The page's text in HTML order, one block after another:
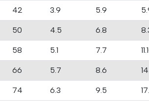
42 3.9 5.9
50 4.5 6.8
58 5.1 7.7
66 5.7 8.6
74 6.3 9.5